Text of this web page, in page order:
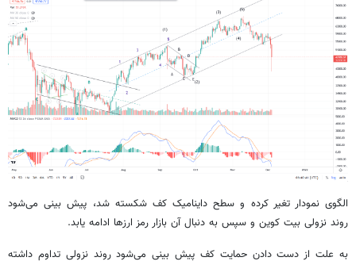
الگوی نمودار تغیر کرده و سطح داینامیک کف شکسته شد، پیش بینی می‌شود
روند نزولی بیت کوین و سپس به دنبال آن بازار رمز ارزها ادامه یابد.
به علت از دست دادن حمایت کف پیش بینی می‌شود روند نزولی تداوم داشته